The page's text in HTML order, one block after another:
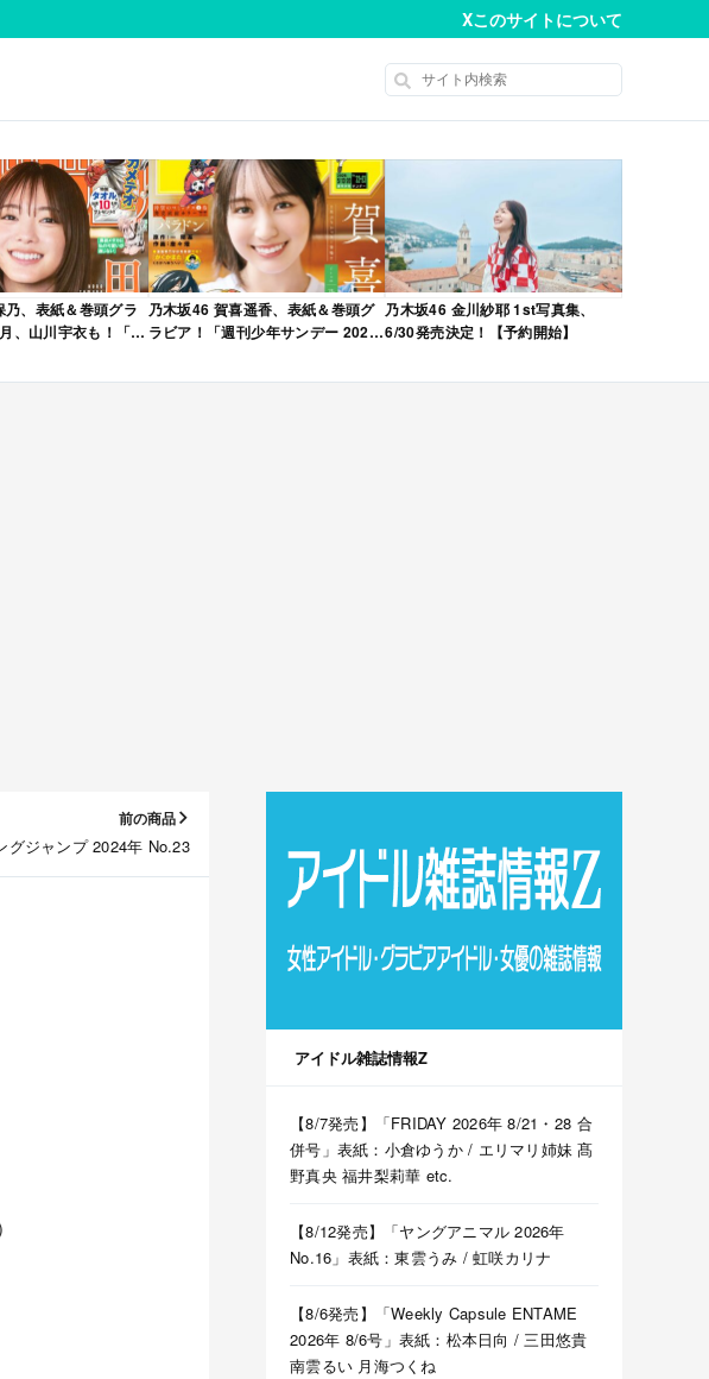
Xこのサイトについて
、表紙＆巻頭グラ
、山川宇衣も！「週
28発売！
乃木坂46 賀喜遥香、表紙＆巻頭グ
ラビア！「週刊少年サンデー 2026
売！
乃木坂46 金川紗耶 1st写真集、
6/30発売決定！【予約開始】
前の商品
グジャンプ 2024年 No.23
アイドル雑誌情報Z
【8/7発売】「FRIDAY 2026年 8/21・28 合
併号」表紙：小倉ゆうか / エリマリ姉妹 髙
野真央 福井梨莉華 etc.
【8/12発売】「ヤングアニマル 2026年
No.16」表紙：東雲うみ / 虹咲カリナ
【8/6発売】「Weekly Capsule ENTAME
2026年 8/6号」表紙：松本日向 / 三田悠貴
南雲るい 月海つくね